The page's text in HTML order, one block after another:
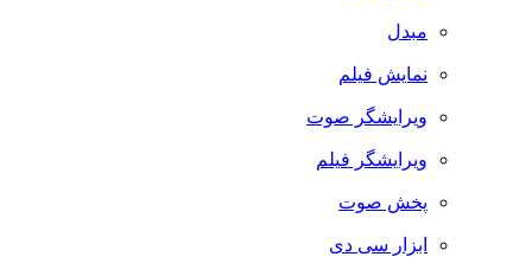
مبدل
نمایش فیلم
ویرایشگر صوت
ویرایشگر فیلم
پخش صوت
ابزار سی دی